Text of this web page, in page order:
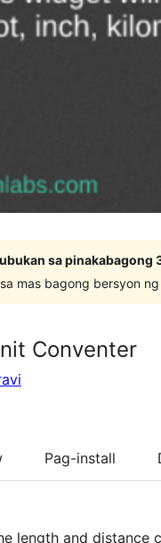
sa pinakabagong
mas bagong bersyon ng
Conventer
Pag-install
length and distance